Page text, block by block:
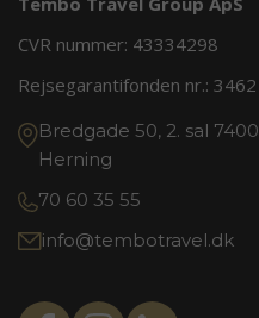
CVR nummer: 43334298
Rejsegarantifonden nr.: 3462
Bredgade 50, 2. sal 7400
Herning
70 60 35 55
info@tembotravel.dk